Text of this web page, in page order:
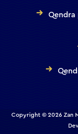
Qendra
Copyright © 2026 Zan